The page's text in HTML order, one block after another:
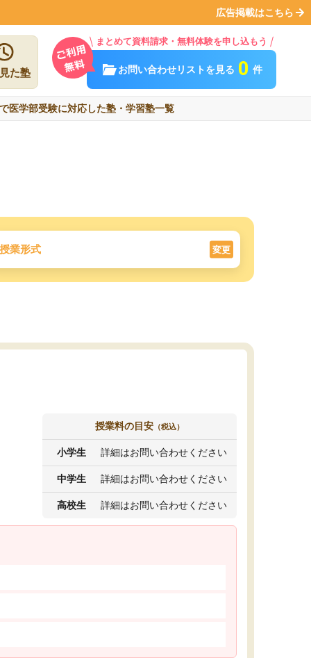
広告掲載はこちら
た塾
まとめて資料請求・無料体験を申し込もう
お問い合わせリストを見る 0 件
医学部受験に対応した塾・学習塾一覧
授業形式 変更
授業料の目安 （税込）
小学生 詳細はお問い合わせください
中学生 詳細はお問い合わせください
高校生 詳細はお問い合わせください